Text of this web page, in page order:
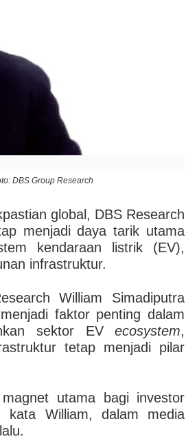
DBS Group Research
global, DBS Research
menjadi daya tarik utama
kendaraan listrik (EV),
infrastruktur.
William Simadiputra
faktor penting dalam
sektor EVecosystem,
tetap menjadi pilar
utama bagi investor
kata William, dalam media